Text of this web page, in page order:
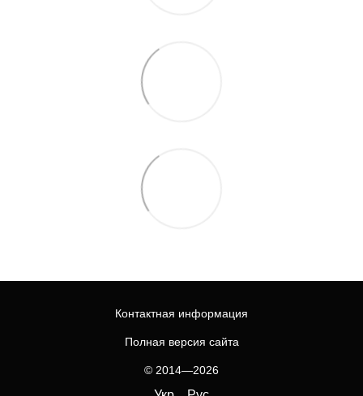
Контактная информация
Полная версия сайта
© 2014—2026